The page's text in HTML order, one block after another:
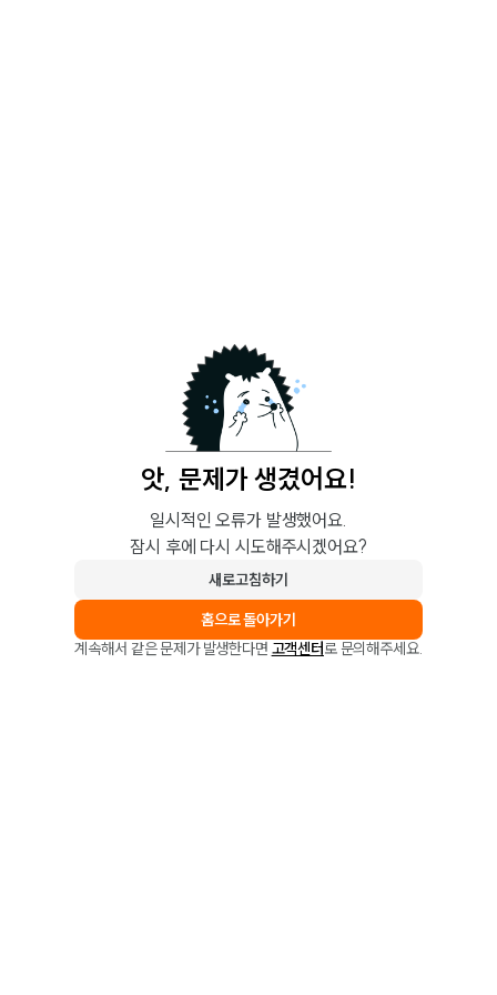
앗, 문제가 생겼어요!
일시적인 오류가 발생했어요.
잠시 후에 다시 시도해주시겠어요?
새로고침하기
홈으로 돌아가기
계속해서 같은 문제가 발생한다면 고객센터로 문의해주세요.